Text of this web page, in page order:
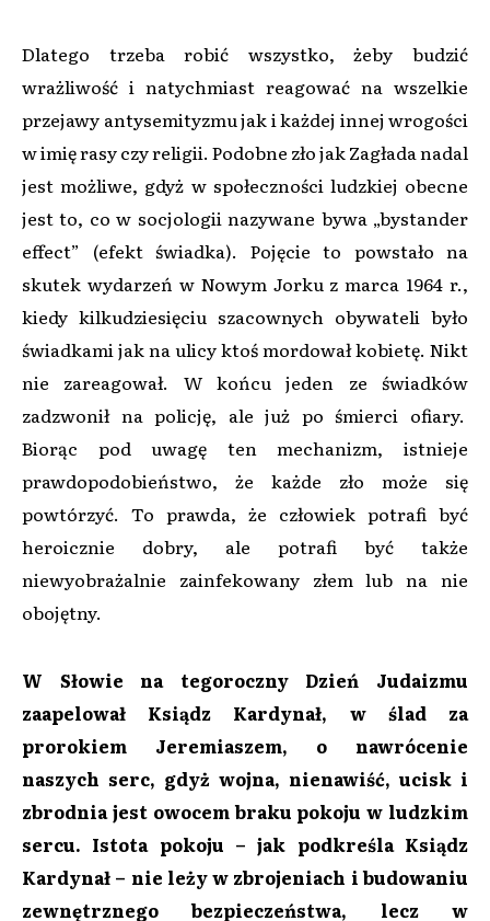
Dlatego trzeba robić wszystko, żeby budzić
wrażliwość i natychmiast reagować na wszelkie
przejawy antysemityzmu jak i każdej innej wrogości
w imię rasy czy religii. Podobne zło jak Zagłada nadal
jest możliwe, gdyż w społeczności ludzkiej obecne
jest to, co w socjologii nazywane bywa „bystander
effect” (efekt świadka). Pojęcie to powstało na
skutek wydarzeń w Nowym Jorku z marca 1964 r.,
kiedy kilkudziesięciu szacownych obywateli było
świadkami jak na ulicy ktoś mordował kobietę. Nikt
nie zareagował. W końcu jeden ze świadków
zadzwonił na policję, ale już po śmierci ofiary.
Biorąc pod uwagę ten mechanizm, istnieje
prawdopodobieństwo, że każde zło może się
powtórzyć. To prawda, że człowiek potrafi być
heroicznie dobry, ale potrafi być także
niewyobrażalnie zainfekowany złem lub na nie
obojętny.
W Słowie na tegoroczny Dzień Judaizmu
zaapelował Ksiądz Kardynał, w ślad za
prorokiem Jeremiaszem, o nawrócenie
naszych serc, gdyż wojna, nienawiść, ucisk i
zbrodnia jest owocem braku pokoju w ludzkim
sercu. Istota pokoju – jak podkreśla Ksiądz
Kardynał – nie leży w zbrojeniach i budowaniu
zewnętrznego bezpieczeństwa, lecz w